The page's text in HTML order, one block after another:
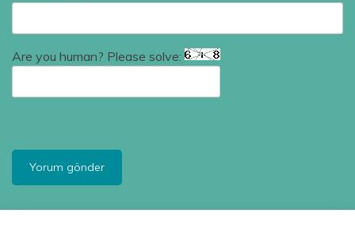
Are you human? Please solve: